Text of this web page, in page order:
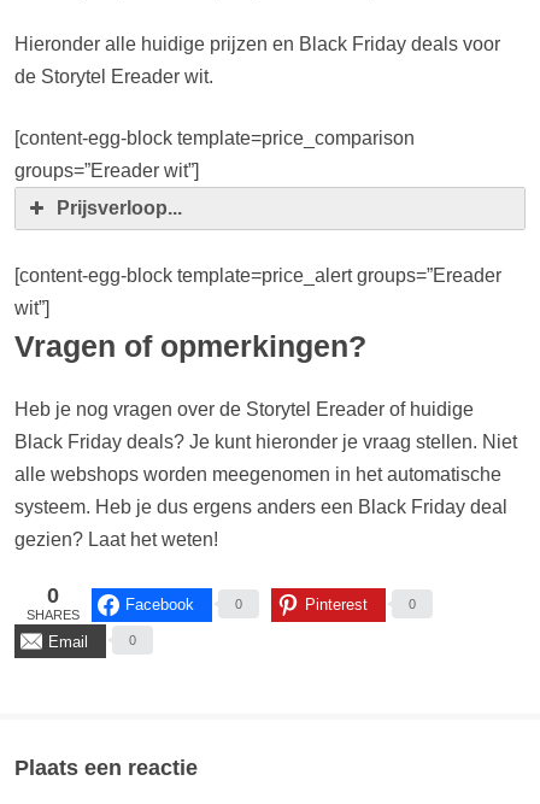
Hieronder alle huidige prijzen en Black Friday deals voor
de Storytel Ereader wit.
[content-egg-block template=price_comparison
groups=”Ereader wit”]
Prijsverloop...
[content-egg-block template=price_alert groups=”Ereader
wit”]
Vragen of opmerkingen?
Heb je nog vragen over de Storytel Ereader of huidige
Black Friday deals? Je kunt hieronder je vraag stellen. Niet
alle webshops worden meegenomen in het automatische
systeem. Heb je dus ergens anders een Black Friday deal
gezien? Laat het weten!
0
SHARES
Facebook 0 Pinterest 0
Email 0
Plaats een reactie